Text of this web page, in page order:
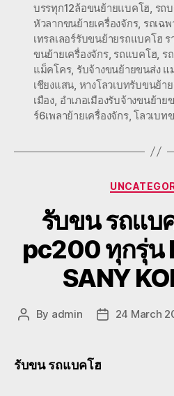
บรรทุก12ล้อขนย้ายแบคโฮ, รถ
หัวลากขนย้ายเครื่องจักร, รถเฉ
เทรลเลอร์รับขนย้ายรถแบคโฮ ร
ขนย้ายเครื่องจักร, รถแบคโฮ, ร
แม็คโคร, รับจ้างขนย้ายขนส่ง แ
เชียงแสน, หางโลวเบทรับขนย้า
เมือง, อำเภอเมืองรับจ้างขนย้า
ร์6เพลาย้ายเครื่องจักร,โลวเบท
รับขน รถแบ
pc200 ทุกรุ่น
SANY
Post
By admin
Post24 March
รับขน รถแบคโฮ